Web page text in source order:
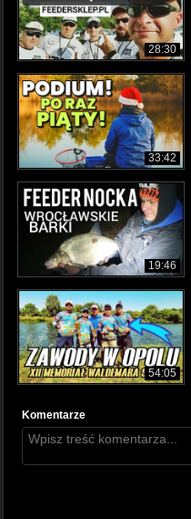
28:30
33:42
19:46
54:05
Komentarze